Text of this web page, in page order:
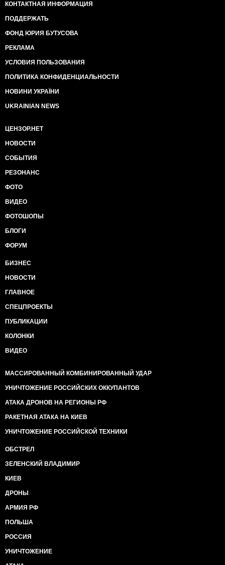
КОНТАКТНАЯ ИНФОРМАЦИЯ
ПОДДЕРЖАТЬ
ФОНД ЮРИЯ БУТУСОВА
РЕКЛАМА
УСЛОВИЯ ПОЛЬЗОВАНИЯ
ПОЛИТИКА КОНФИДЕНЦИАЛЬНОСТИ
НОВИНИ УКРАЇНИ
UKRAINIAN NEWS
ЦЕНЗОР.НЕТ
НОВОСТИ
СОБЫТИЯ
РЕЗОНАНС
ФОТО
ВИДЕО
ФОТОШОПЫ
БЛОГИ
ФОРУМ
БИЗНЕС
НОВОСТИ
ГЛАВНОЕ
СПЕЦПРОЕКТЫ
ПУБЛИКАЦИИ
КОЛОНКИ
ВИДЕО
МАССИРОВАННЫЙ КОМБИНИРОВАННЫЙ УДАР
УНИЧТОЖЕНИЕ РОССИЙСКИХ ОККУПАНТОВ
АТАКА ДРОНОВ НА РЕГИОНЫ РФ
РАКЕТНАЯ АТАКА НА КИЕВ
УНИЧТОЖЕНИЕ РОССИЙСКОЙ ТЕХНИКИ
ОБСТРЕЛ
ЗЕЛЕНСКИЙ ВЛАДИМИР
КИЕВ
ДРОНЫ
АРМИЯ РФ
ПОЛЬША
РОССИЯ
УНИЧТОЖЕНИЕ